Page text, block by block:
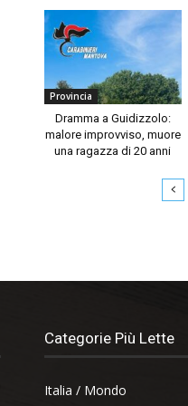
Provincia
Dramma a Guidizzolo:
malore improvviso, muore
una ragazza di 20 anni
Categorie Più Lette
Italia / Mondo